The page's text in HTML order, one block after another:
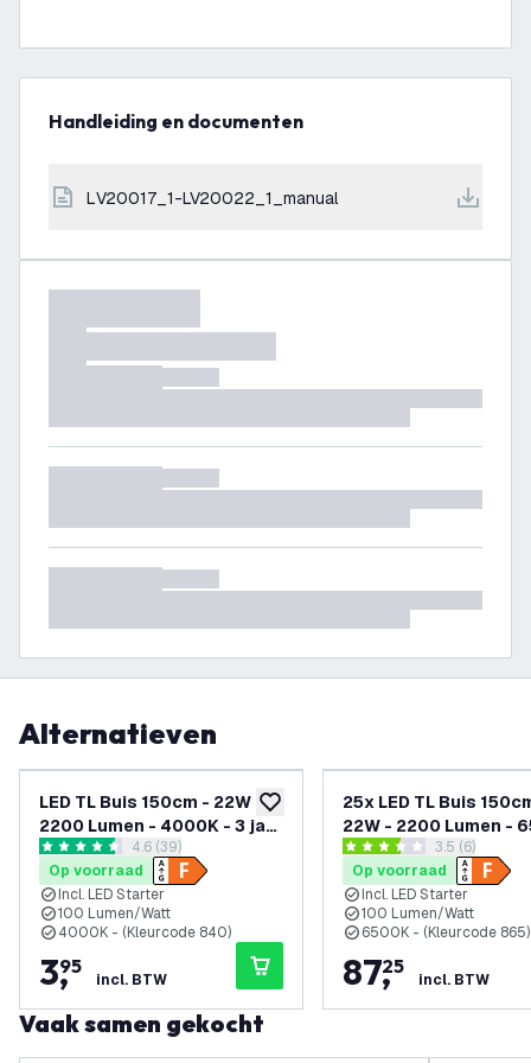
Handleiding en documenten
LV20017_1-LV20022_1_manual
Alternatieven
toevoegen aan verlanglijst
LED TL Buis 150cm - 22W -
2200 Lumen - 4000K - 3 jaar
garantiereviews drawer openen
4.6 score sterren4.6 (39)
Op voorraad
Incl. LED Starter
100 Lumen/Watt
4000K - (Kleurcode 840)
3,
95
incl. BTW
25x LED TL Buis
22W - 2200 Lumen -
3 jaar garantie
reviews
3.5 score sterren3.5 (6)
Op voorraad
Incl. LED Starter
100 Lumen/Watt
6500K - (Kleurcode 865)
87,
25
incl. BTW
Vaak samen gekocht